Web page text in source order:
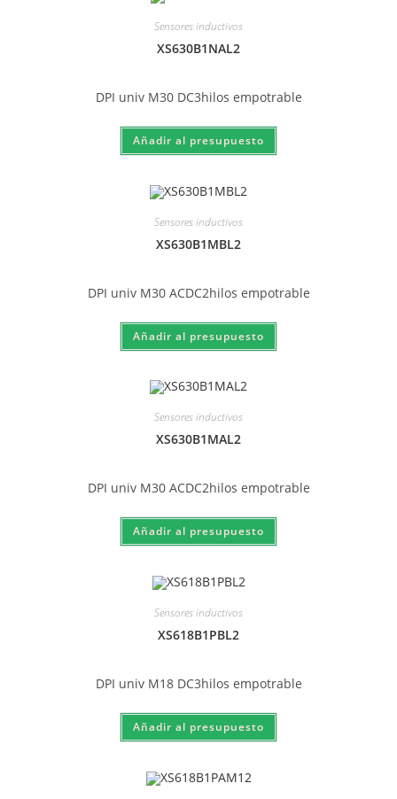
Sensores inductivos
XS630B1NAL2
DPI univ M30 DC3hilos empotrable
Sensores inductivos
XS630B1MBL2
DPI univ M30 ACDC2hilos empotrable
Sensores inductivos
XS630B1MAL2
DPI univ M30 ACDC2hilos empotrable
Sensores inductivos
XS618B1PBL2
DPI univ M18 DC3hilos empotrable